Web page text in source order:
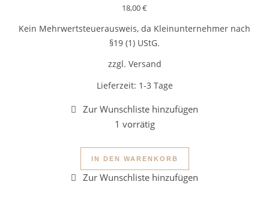
18,00€
Kein Mehrwertsteuerausweis, da Kleinunternehmer nach
§19 (1) UStG.
zzgl. Versand
Lieferzeit: 1-3 Tage
1 vorrätig
Holzohrringe Blumen 3 Menge
IN DEN WARENKORB